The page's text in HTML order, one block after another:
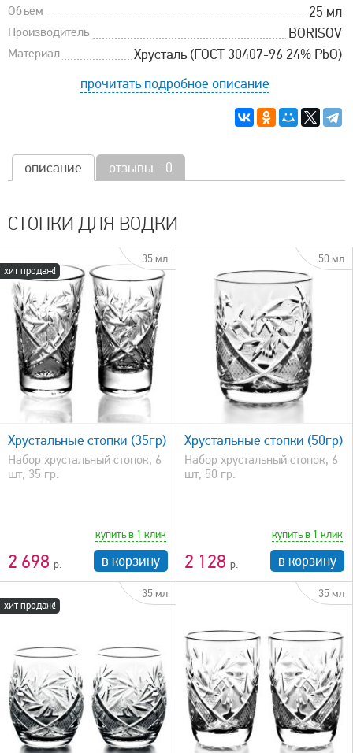
Объем 25 мл
Производитель BORISOV
Материал
Хрусталь (ГОСТ 30407-96 24% PbO)
прочитать подробное описание
описание отзывы - 0
СТОПКИ ДЛЯ ВОДКИ
хит продаж!
35 мл
Хрустальные стопки (35гр)
Набор хрустальный стопок, 6
шт, 35 гр.
2 698
купить в 1 клик
в корзину
50 мл
быстрый просмотр
Хрустальные стопки (50гр)
Набор хрустальный стопок, 6
шт, 50 гр.
2 128
купить в 1 клик
в корзину
хит продаж!
35 мл 35 мл
быстрый просмотр